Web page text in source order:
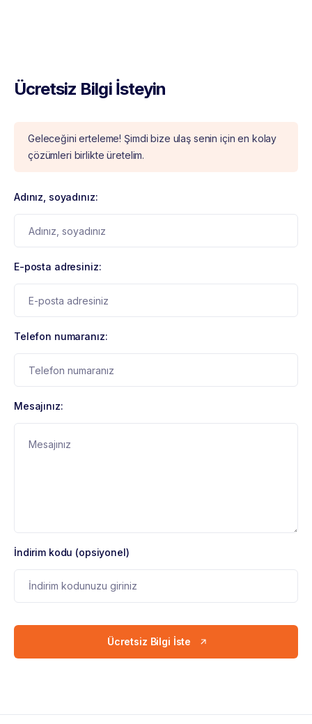
Ücretsiz Bilgi İsteyin
Geleceğini erteleme! Şimdi bize ulaş senin için en kolay
çözümleri birlikte üretelim.
Adınız, soyadınız:
E-posta adresiniz:
Telefon numaranız:
Mesajınız:
İndirim kodu (opsiyonel)
Ücretsiz Bilgi İste